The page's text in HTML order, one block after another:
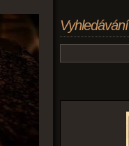
Vyhledávání